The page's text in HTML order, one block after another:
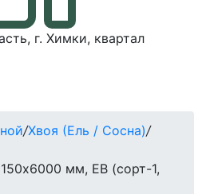
г. Химки, квартал
/Хвоя (Ель / Сосна)/
мм, ЕВ (сорт-1,